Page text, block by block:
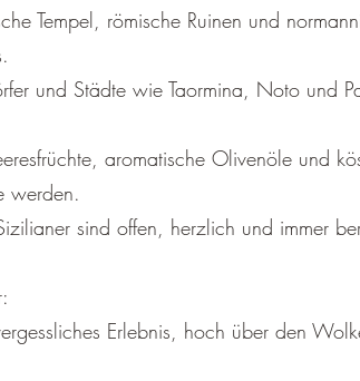
Tempel, römische Ruinen und
und Städte wie Taormina, Noto und
aromatische Olivenöle und
werden.
sind offen, herzlich und immer
Erlebnis, hoch über den